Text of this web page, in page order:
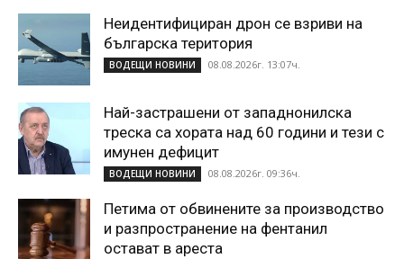
Неидентифициран дрон се взриви на
българска територия
ВОДЕЩИ НОВИНИ 08.08.2026г. 13:07ч.
Най-застрашени от западнонилска
треска са хората над 60 години и тези с
имунен дефицит
ВОДЕЩИ НОВИНИ 08.08.2026г. 09:36ч.
Петима от обвинените за производство
и разпространение на фентанил
остават в ареста